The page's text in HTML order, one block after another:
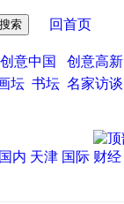
回首页
创意中国 创意高新
坛 书坛 名家访谈
国内 天津 国际 财经